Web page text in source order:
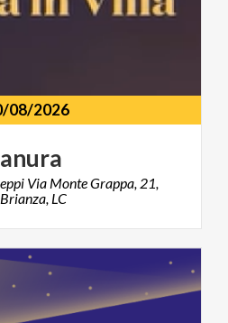
08/2026
Via Monte Grappa, 21,
LC